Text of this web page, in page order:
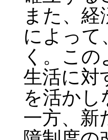
また、
によって
く。こ
生活に対
を活かし
一方、新